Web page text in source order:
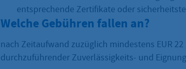
entsprechende Zertifikate oder
Welche Gebühren fallen an?
nach Zeitaufwand zuzüglich mindestens EUR
durchzuführender Zuverlässigkeits- und